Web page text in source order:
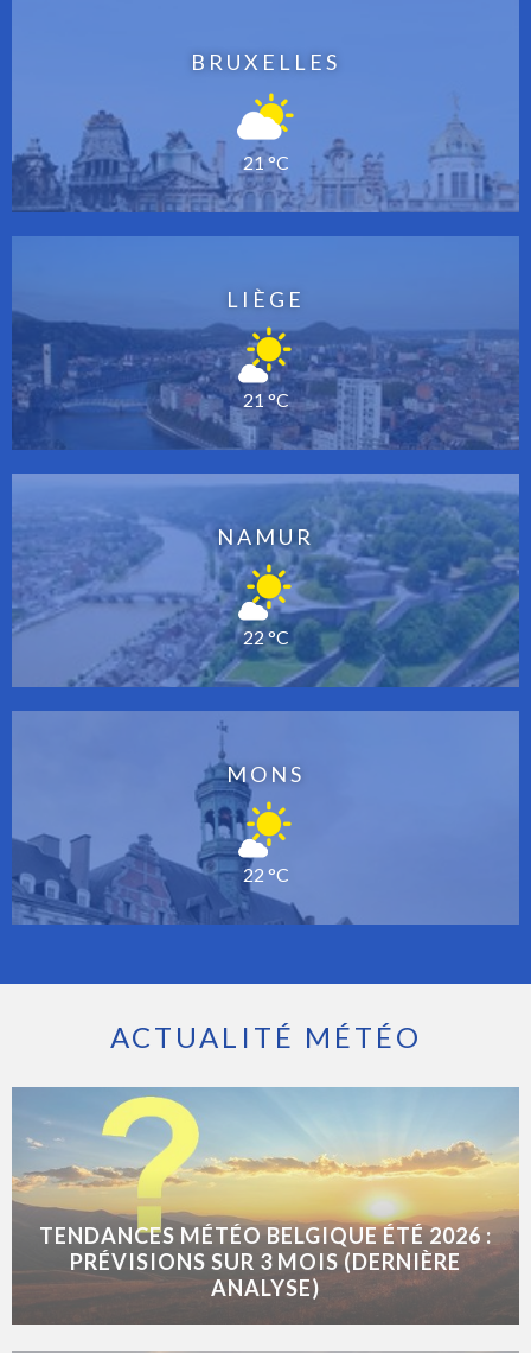
BRUXELLES
21 °C
LIÈGE
21 °C
NAMUR
22 °C
MONS
22 °C
ACTUALITÉ MÉTÉO
TENDANCES MÉTÉO BELGIQUE ÉTÉ 2026 :
PRÉVISIONS SUR 3 MOIS (DERNIÈRE
ANALYSE)